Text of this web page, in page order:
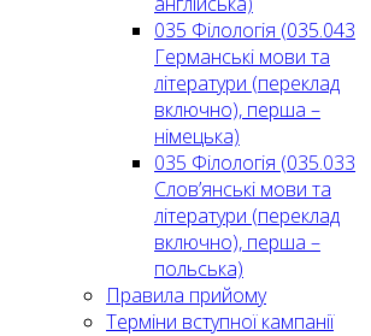
035 Філологія (035.043
Германські мови та
літератури (переклад
включно), перша –
німецька)
035 Філологія (035.033
Слов’янські мови та
літератури (переклад
включно), перша –
польська)
Правила прийому
Терміни вступної кампанії